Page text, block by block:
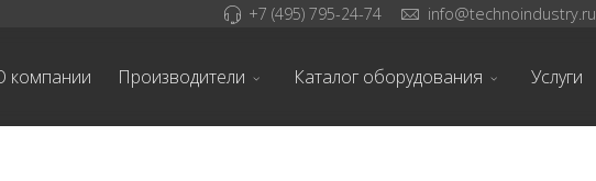
+7 (495) 795-24-74 info@technoindustry.ru
компании Производители Каталог оборудования Услуги